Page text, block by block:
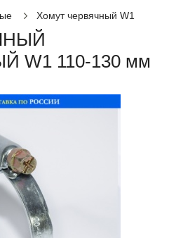
Хомут червячный W1
W1 110-130 мм